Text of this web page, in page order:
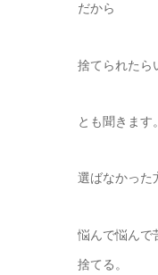
だから
捨てられたら
とも聞きます。
選ばなかった
悩んで悩んで
捨てる。